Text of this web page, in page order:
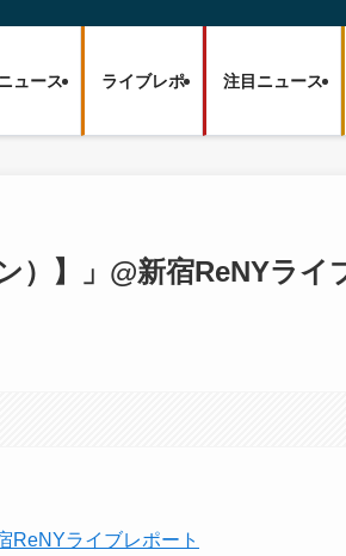
ュース ライブレポ 注目ニュース
）】」@新宿ReNYライ